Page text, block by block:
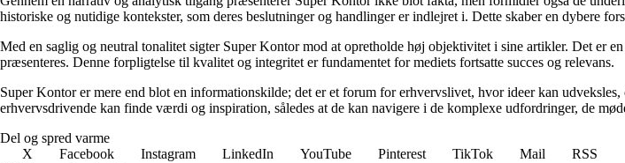
historiske og nutidige kontekster, som deres beslutninger og handlinger er indlejret i. Dette skaber en dybere
Med en saglig og neutral tonalitet sigter Super Kontor mod at opretholde høj objektivitet i sine artikler. Det er
præsenteres. Denne forpligtelse til kvalitet og integritet er fundamentet for mediets fortsatte succes og relevans.
Super Kontor er mere end blot en informationskilde; det er et forum for erhvervslivet, hvor ideer kan
erhvervsdrivende kan finde værdi og inspiration, således at de kan navigere i de komplexe udfordringer, de
Del og spred varme
X
Facebook Instagram LinkedIn YouTube Pinterest TikTok Mail
RSS